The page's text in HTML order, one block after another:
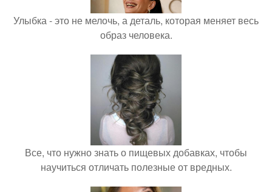
Улыбка - это не мелочь, а деталь, которая меняет весь
образ человека.
Все, что нужно знать о пищевых добавках, чтобы
научиться отличать полезные от вредных.